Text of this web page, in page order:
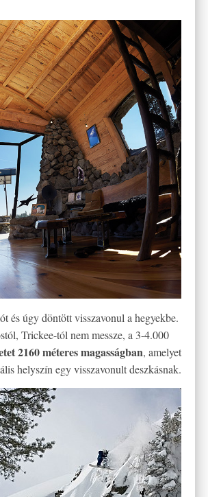
és úgy döntött visszavonul a hegyekbe.
Trickee-tól nem messze, a 3-4.000
2160 méteres magasságban, amelyet
helyszín egy visszavonult deszkásnak.